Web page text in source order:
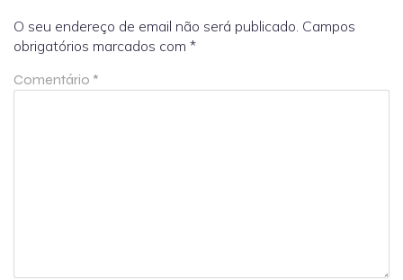
O seu endereço de email não será publicado. Campos
obrigatórios marcados com *
Comentário *